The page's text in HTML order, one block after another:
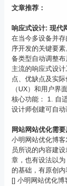
文章推荐：
响应式设计: 现代
在当今多设备并
序开发的关键要
备类型自动调整
主流的响应式设
点、优缺点及实
（UX）和用户界
核心功能： 1. 自
设计师创建可自动
网站网站优化需
小明网站优化博
员所说的内容建
章，也有设法以
的基础，有原创
[] 小明网站优化